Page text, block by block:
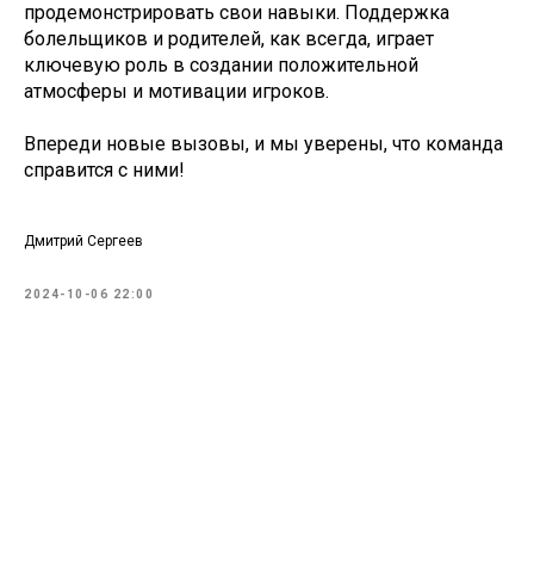
продемонстрировать свои навыки. Поддержка
болельщиков и родителей, как всегда, играет
ключевую роль в создании положительной
атмосферы и мотивации игроков.
Впереди новые вызовы, и мы уверены, что команда
справится с ними!
Дмитрий Сергеев
2024-10-06 22:00